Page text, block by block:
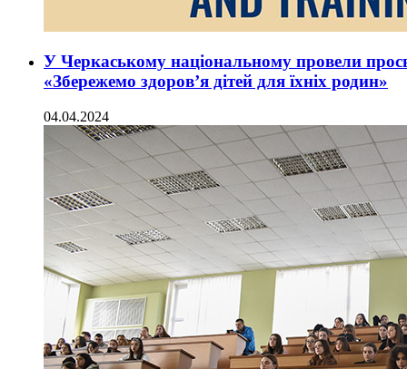
У Черкаському національному провели
«Збережемо здоров’я дітей для їхніх родин»
04.04.2024